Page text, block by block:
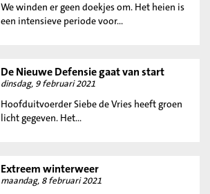
We winden er geen doekjes om. Het heien is
een intensieve periode voor...
De Nieuwe Defensie gaat van start
dinsdag, 9 februari 2021
Hoofduitvoerder Siebe de Vries heeft groen
licht gegeven. Het...
Extreem winterweer
maandag, 8 februari 2021